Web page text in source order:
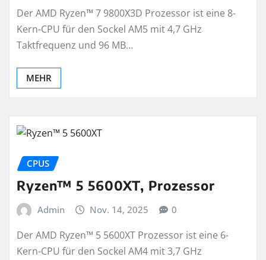
Der AMD Ryzen™ 7 9800X3D Prozessor ist eine 8-
Kern-CPU für den Sockel AM5 mit 4,7 GHz
Taktfrequenz und 96 MB…
MEHR
CPUS
Ryzen™ 5 5600XT, Prozessor
Admin Nov. 14, 2025 0
Der AMD Ryzen™ 5 5600XT Prozessor ist eine 6-
Kern-CPU für den Sockel AM4 mit 3,7 GHz